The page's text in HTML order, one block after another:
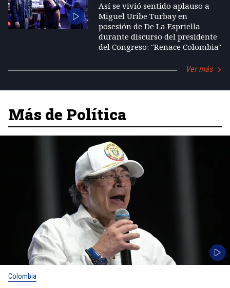
Así se vivió sentido aplauso a
Miguel Uribe Turbay en
posesión de De La Espriella
durante discurso del presidente
del Congreso: "Renace Colombia"
Ver más
Más de Política
Colombia